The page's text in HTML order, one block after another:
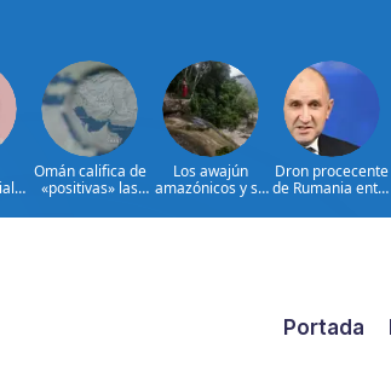
Omán califica de
«positivas» las
con Irán
Los awajún
amazónicos y su
olvido
Dron procecente
de Rumania entra
estalla
Portada